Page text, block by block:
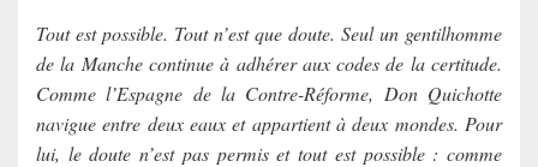
Tout est possible. Tout n’est que doute. Seul un gentilhomme
de la Manche continue à adhérer aux codes de la certitude.
Comme l’Espagne de la Contre-Réforme, Don Quichotte
navigue entre deux eaux et appartient à deux mondes. Pour
lui, le doute n’est pas permis et tout est possible : comme